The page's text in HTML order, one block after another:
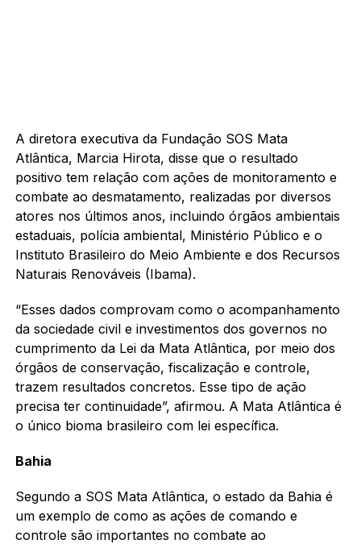
A diretora executiva da Fundação SOS Mata
Atlântica, Marcia Hirota, disse que o resultado
positivo tem relação com ações de monitoramento e
combate ao desmatamento, realizadas por diversos
atores nos últimos anos, incluindo órgãos ambientais
estaduais, polícia ambiental, Ministério Público e o
Instituto Brasileiro do Meio Ambiente e dos Recursos
Naturais Renováveis (Ibama).
“Esses dados comprovam como o acompanhamento
da sociedade civil e investimentos dos governos no
cumprimento da Lei da Mata Atlântica, por meio dos
órgãos de conservação, fiscalização e controle,
trazem resultados concretos. Esse tipo de ação
precisa ter continuidade”, afirmou. A Mata Atlântica é
o único bioma brasileiro com lei específica.
Bahia
Segundo a SOS Mata Atlântica, o estado da Bahia é
um exemplo de como as ações de comando e
controle são importantes no combate ao